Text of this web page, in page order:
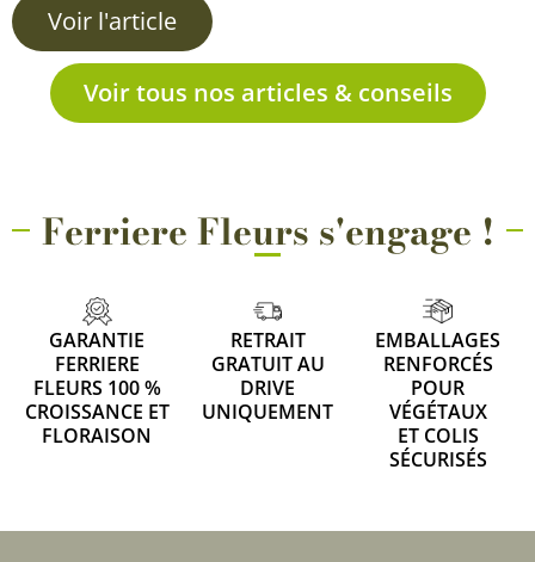
Voir l'article
Voir tous nos articles & conseils
Ferriere Fleurs s'engage !
GARANTIE
FERRIERE
FLEURS 100 %
CROISSANCE ET
FLORAISON
RETRAIT
GRATUIT AU
DRIVE
UNIQUEMENT
EMBALLAGES
RENFORCÉS
POUR
VÉGÉTAUX
ET COLIS
SÉCURISÉS